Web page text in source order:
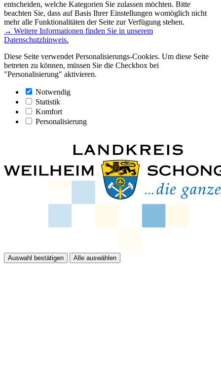
entscheiden, welche Kategorien Sie zulassen möchten. Bitte
beachten Sie, dass auf Basis Ihrer Einstellungen womöglich nicht
mehr alle Funktionalitäten der Seite zur Verfügung stehen.
→ Weitere Informationen finden Sie in unserem
Datenschutzhinweis.
Diese Seite verwendet Personalisierungs-Cookies. Um diese Seite
betreten zu können, müssen Sie die Checkbox bei
"Personalisierung" aktivieren.
Notwendig
Statistik
Komfort
Personalisierung
Auswahl bestätigen Alle auswählen